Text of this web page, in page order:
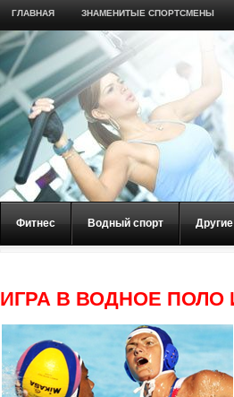
ГЛАВНАЯ ЗНАМЕНИТЫЕ СПОРТСМЕНЫ
Фитнес Водный спорт
ИГРА В ВОДНОЕ ПОЛО